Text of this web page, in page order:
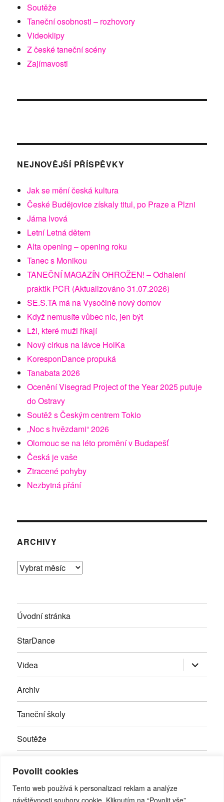
Povolit cookies
Tento web používá k personalizaci reklam a analýze
návštěvnosti soubory cookie. Kliknutím na “Povolit vše”
Soutěže
Taneční osobnosti – rozhovory
Videoklipy
Z české taneční scény
Zajímavosti
NEJNOVĚJŠÍ PŘÍSPĚVKY
Jak se mění česká kultura
České Budějovice získaly titul, po Praze a Plzni
Jáma lvová
Letní Letná dětem
Alta opening – opening roku
Tanec s Monikou
TANEČNÍ MAGAZÍN OHROŽEN! – Odhalení
praktik PCR (Aktualizováno 31.07.2026)
SE.S.TA má na Vysočině nový domov
Když nemusíte vůbec nic, jen být
Lži, které muži říkají
Nový cirkus na lávce HolKa
KoresponDance propuká
Tanabata 2026
Ocenění Visegrad Project of the Year 2025 putuje
do Ostravy
Soutěž s Českým centrem Tokio
„Noc s hvězdami“ 2026
Olomouc se na léto promění v Budapešť
Česká je vaše
Ztracené pohyby
Nezbytná přání
ARCHIVY
Archivy
Úvodní stránka
StarDance
Videa Zobrazit
položky
Archiv
Taneční školy
Soutěže
Kontakty